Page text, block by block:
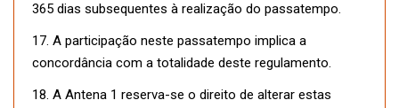
365 dias subsequentes à realização do passatempo.
17. A participação neste passatempo implica a
concordância com a totalidade deste regulamento.
18. A Antena 1 reserva-se o direito de alterar estas